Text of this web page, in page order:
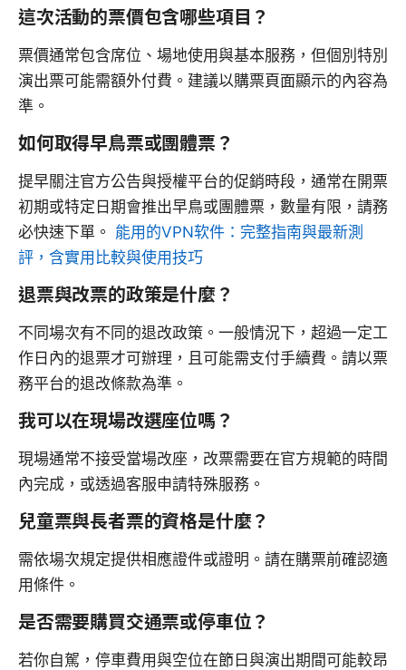
這次活動的票價包含哪些項目？
票價通常包含席位、場地使用與基本服務，但個別特別
演出票可能需額外付費。建議以購票頁面顯示的內容為
準。
如何取得早鳥票或團體票？
提早關注官方公告與授權平台的促銷時段，通常在開票
初期或特定日期會推出早鳥或團體票，數量有限，請務
必快速下單。 能用的VPN软件：完整指南與最新測
評，含實用比較與使用技巧
退票與改票的政策是什麼？
不同場次有不同的退改政策。一般情況下，超過一定工
作日內的退票才可辦理，且可能需支付手續費。請以票
務平台的退改條款為準。
我可以在現場改選座位嗎？
現場通常不接受當場改座，改票需要在官方規範的時間
內完成，或透過客服申請特殊服務。
兒童票與長者票的資格是什麼？
需依場次規定提供相應證件或證明。請在購票前確認適
用條件。
是否需要購買交通票或停車位？
若你自駕，停車費用與空位在節日與演出期間可能較昂